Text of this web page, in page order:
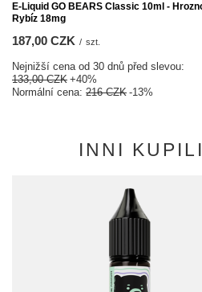
E-Liquid GO BEARS Classic 10ml -
Rybíz 18mg
187,00 CZK / szt.
Nejnižší cena od 30 dnů před slevou:
133,00 CZK +40%
Normální cena: 216 CZK -13%
INNI